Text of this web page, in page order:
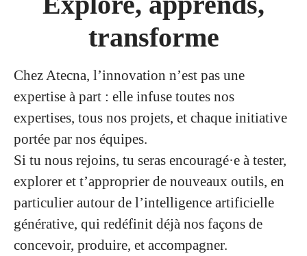
transforme
Chez Atecna, l’innovation n’est pas une
expertise à part : elle infuse toutes nos
expertises, tous nos projets, et chaque initiative
portée par nos équipes.
Si tu nous rejoins, tu seras encouragé·e à tester,
explorer et t’approprier de nouveaux outils, en
particulier autour de l’intelligence artificielle
générative, qui redéfinit déjà nos façons de
concevoir, produire, et accompagner.